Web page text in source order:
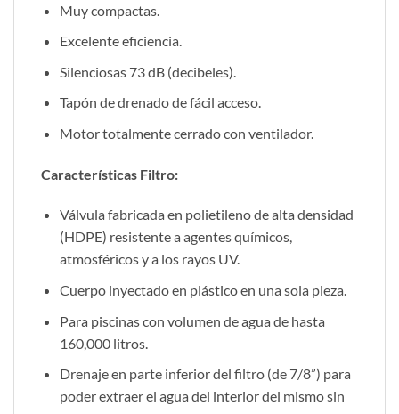
Muy compactas.
Excelente eficiencia.
Silenciosas 73 dB (decibeles).
Tapón de drenado de fácil acceso.
Motor totalmente cerrado con ventilador.
Características Filtro:
Válvula fabricada en polietileno de alta densidad
(HDPE) resistente a agentes químicos,
atmosféricos y a los rayos UV.
Cuerpo inyectado en plástico en una sola pieza.
Para piscinas con volumen de agua de hasta
160,000 litros.
Drenaje en parte inferior del filtro (de 7/8”) para
poder extraer el agua del interior del mismo sin